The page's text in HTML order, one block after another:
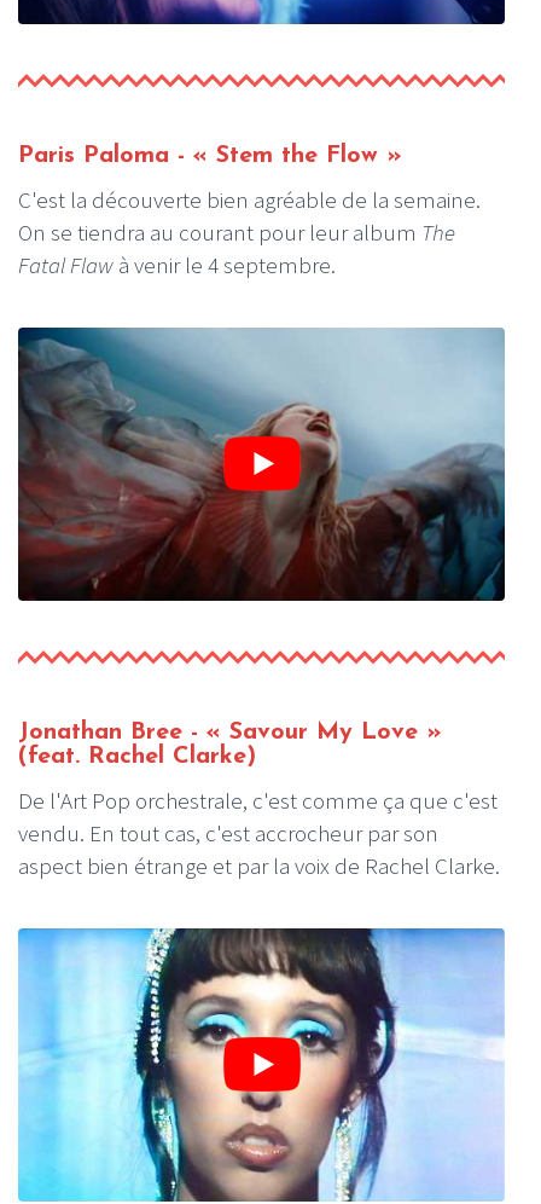
Paris Paloma - « Stem the Flow »
C'est la découverte bien agréable de la semaine.
On se tiendra au courant pour leur album The
Fatal Flaw à venir le 4 septembre.
Jonathan Bree - « Savour My Love »
(feat. Rachel Clarke)
De l'Art Pop orchestrale, c'est comme ça que c'est
vendu. En tout cas, c'est accrocheur par son
aspect bien étrange et par la voix de Rachel Clarke.